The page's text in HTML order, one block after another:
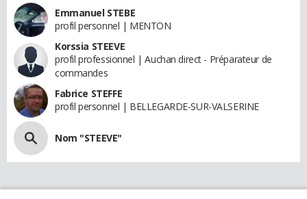
Emmanuel STEBE
profil personnel | MENTON
Korssia STEEVE
profil professionnel | Auchan direct - Préparateur de
commandes
Fabrice STEFFE
profil personnel | BELLEGARDE-SUR-VALSERINE
Nom "STEEVE"